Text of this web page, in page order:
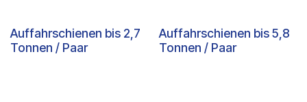
Auffahrschienen bis 2,7
Tonnen / Paar
Auffahrschienen bis 5,8
Tonnen / Paar